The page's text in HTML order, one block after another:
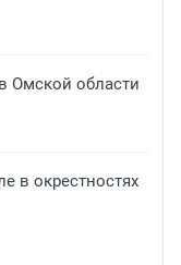
Омской области
в окрестностях